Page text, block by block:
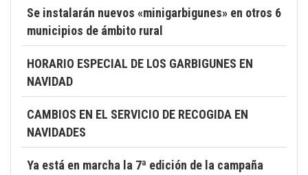
Se instalarán nuevos «minigarbigunes» en otros 6
municipios de ámbito rural
HORARIO ESPECIAL DE LOS GARBIGUNES EN
NAVIDAD
CAMBIOS EN EL SERVICIO DE RECOGIDA EN
NAVIDADES
Ya está en marcha la 7ª edición de la campaña